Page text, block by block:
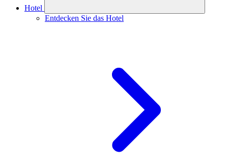
Hotel
Entdecken Sie das Hotel